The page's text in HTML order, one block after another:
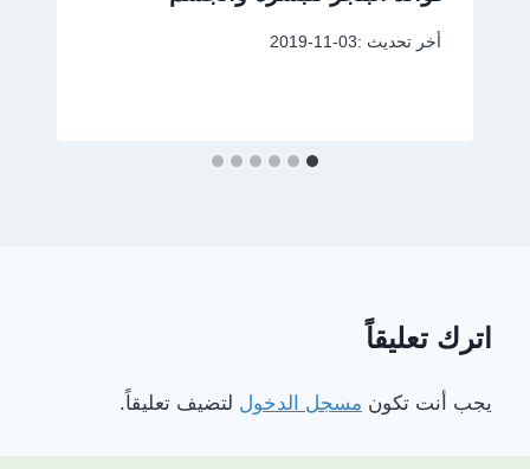
أخر تحديث :2019-11-03
اترك تعليقاً
يجب أنت تكون مسجل الدخول لتضيف تعليقاً.